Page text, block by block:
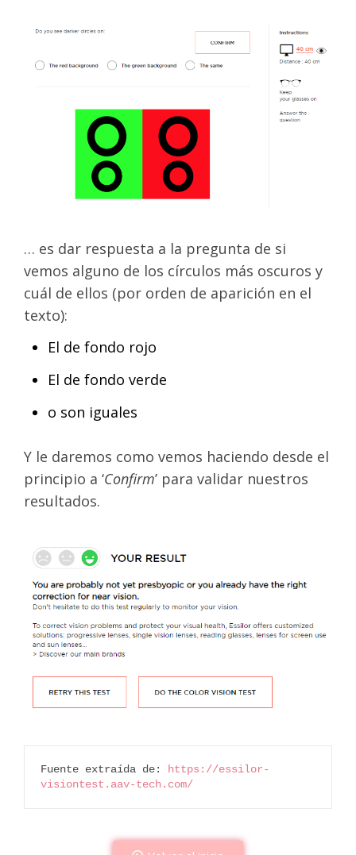
… es dar respuesta a la pregunta de si
vemos alguno de los círculos más oscuros y
cuál de ellos (por orden de aparición en el
texto):
El de fondo rojo
El de fondo verde
o son iguales
Y le daremos como vemos haciendo desde el
principio a ‘Confirm’ para validar nuestros
resultados.
Fuente extraída de:
https://essilor-
visiontest.aav-tech.com/